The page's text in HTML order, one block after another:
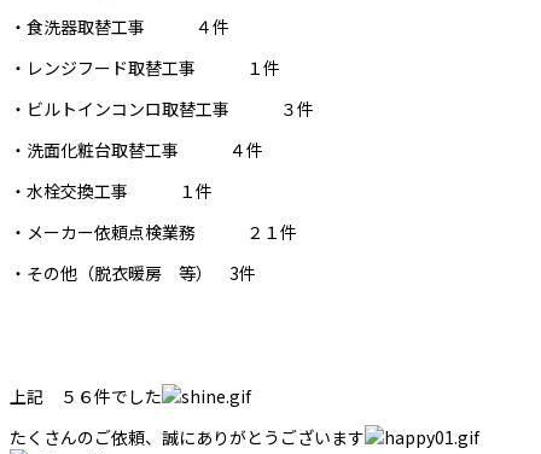
・食洗器取替工事 ４件
・レンジフード取替工事 １件
・ビルトインコンロ取替工事 ３件
・洗面化粧台取替工事 ４件
・水栓交換工事 １件
・メーカー依頼点検業務 ２１件
・その他（脱衣暖房 等） 3件
上記 ５６件でした
たくさんのご依頼、誠にありがとうございます